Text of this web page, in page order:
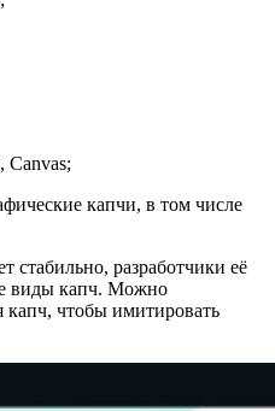
Canvas;
капчи, в том числе
стабильно, разработчики её
виды капч. Можно
капч, чтобы имитировать